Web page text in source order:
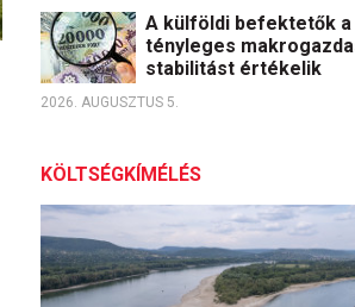
A külföldi befektetők a
tényleges
stabilitást értékelik
2026. AUGUSZTUS 5.
KÖLTSÉGKÍMÉLÉS